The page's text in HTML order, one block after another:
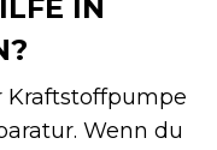
IN
Kraftstoffpumpe
Wenn du